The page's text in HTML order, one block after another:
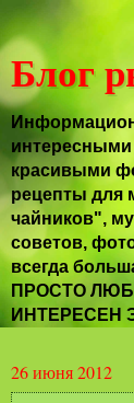
Блог
интересными
красивыми
рецепты для
чайников",
советов,
всегда
ПРОСТО
ИНТЕРЕСЕН
26 июня 2012